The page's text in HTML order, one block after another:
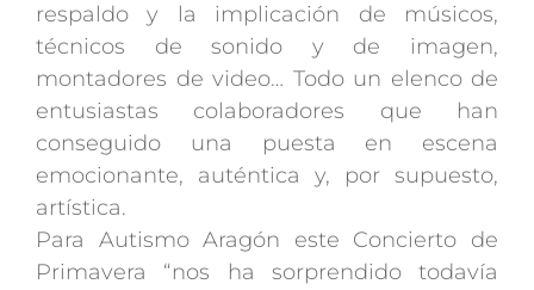
respaldo y la implicación de músicos,
técnicos de sonido y de imagen,
montadores de video… Todo un elenco de
entusiastas colaboradores que han
conseguido una puesta en escena
emocionante, auténtica y, por supuesto,
artística.
Para Autismo Aragón este Concierto de
Primavera “nos ha sorprendido todavía